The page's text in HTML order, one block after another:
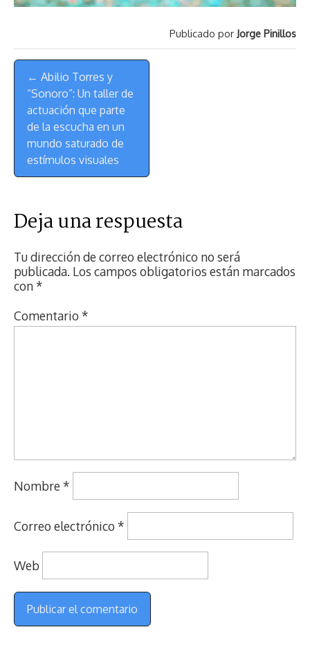
Publicado por Jorge Pinillos
Menú
de
Navegación
← Abilio Torres y
“Sonoro”: Un taller de
actuación que parte
de la escucha en un
mundo saturado de
estímulos visuales
Deja una respuesta
Tu dirección de correo electrónico no será
publicada. Los campos obligatorios están marcados
con*
Comentario *
Nombre*
Correo electrónico *
Web